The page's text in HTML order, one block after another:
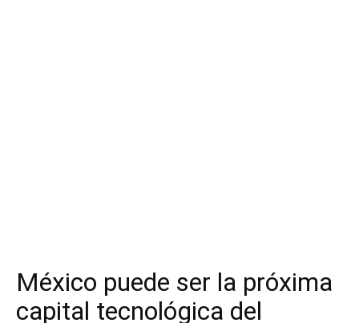
México puede ser la próxima
capital tecnológica del